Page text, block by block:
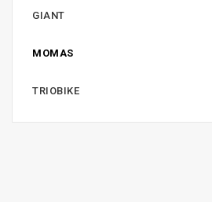
GIANT
MOMAS
TRIOBIKE